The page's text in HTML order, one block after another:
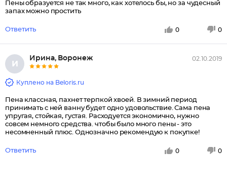
Пены образуется не так много, как хотелось бы, но за чудесный
запах можно простить
Ответить 0 0
И
Ирина, Воронеж 02.10.2019
Куплено на Beloris.ru
Пена классная, пахнет терпкой хвоей. В зимний период
принимать с ней ванну будет одно удовольствие. Сама пена
упругая, стойкая, густая. Расходуется экономично, нужно
совсем немного средства. чтобы было много пены - это
несомненный плюс. Однозначно рекомендую к покупке!
Ответить 0 0